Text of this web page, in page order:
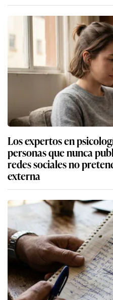
Los expertos en
personas que nunca
redes sociales no
externa